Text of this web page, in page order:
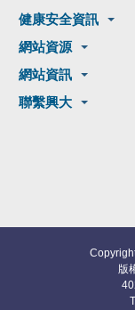
健康安全資訊
網站資源
網站資訊
聯繫興大
版